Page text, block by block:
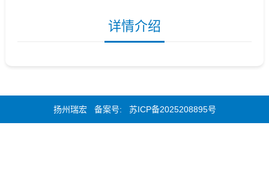
详情介绍
扬州瑞宏 备案号: 苏ICP备2025208895号